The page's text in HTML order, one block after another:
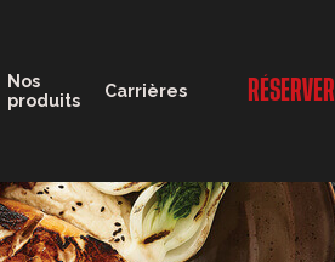
Nos
produits
Carrières RÉSERVER